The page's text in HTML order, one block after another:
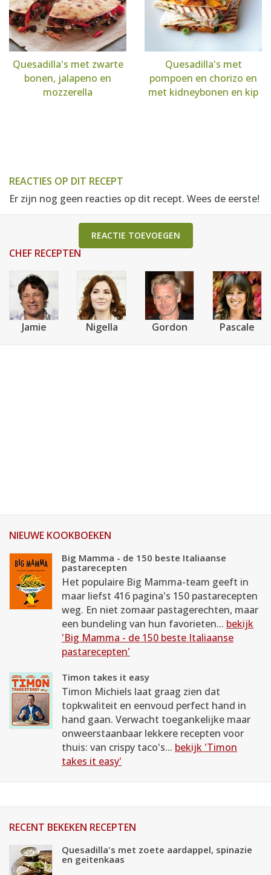
Quesadilla's met zwarte
bonen, jalapeno en
mozzerella
Quesadilla's met
pompoen en chorizo en
met kidneybonen en kip
REACTIES OP DIT RECEPT
Er zijn nog geen reacties op dit recept. Wees de eerste!
REACTIE TOEVOEGEN
CHEF RECEPTEN
Jamie Nigella Gordon Pascale
NIEUWE KOOKBOEKEN
Big Mamma - de 150 beste Italiaanse
pastarecepten
Het populaire Big Mamma-team geeft in
maar liefst 416 pagina's 150 pastarecepten
weg. En niet zomaar pastagerechten, maar
een bundeling van hun favorieten... bekijk
'Big Mamma - de 150 beste Italiaanse
pastarecepten'
Timon takes it easy
Timon Michiels laat graag zien dat
topkwaliteit en eenvoud perfect hand in
hand gaan. Verwacht toegankelijke maar
onweerstaanbaar lekkere recepten voor
thuis: van crispy taco's... bekijk 'Timon
takes it easy'
RECENT BEKEKEN RECEPTEN
Quesadilla's met zoete aardappel, spinazie
en geitenkaas